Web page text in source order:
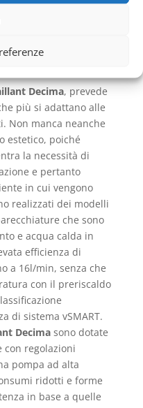
al focolare inferiore ai
senza provvedere
Decima, prevede
più si adattano alle
Non manca neanche
estetico, poiché
la necessità di
e pertanto
in cui vengono
realizzati dei modelli
che sono
e acqua calda in
efficienza di
a 16l/min, senza che
con il preriscaldo
di sistema vSMART.
Decimasono dotate
regolazioni
pompa ad alta
ridotti e forme
in base a quelle